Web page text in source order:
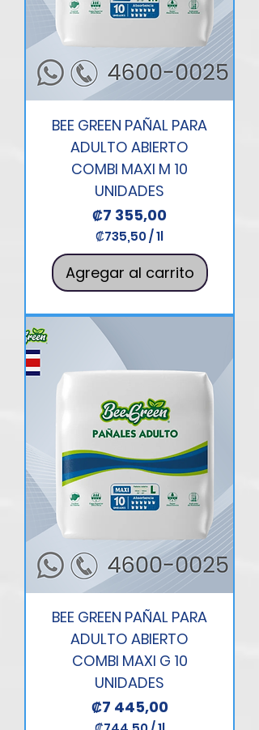
BEE GREEN PAÑAL PARA
ADULTO ABIERTO
COMBI MAXI M 10
UNIDADES
Precio
₡7 355,00
₡735,50/1l
₡
3
5
o
L
i
t
r
o
Agregar al carrito
BEE GREEN PAÑAL PARA
ADULTO ABIERTO
COMBI MAXI G 10
UNIDADES
Precio
₡7 445,00